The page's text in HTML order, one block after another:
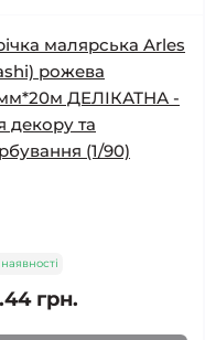
малярська Arles
рожева
ДЕЛІКАТНА -
декору та
(1/90)
грн.